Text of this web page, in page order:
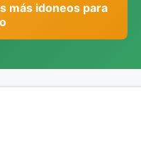
más idoneos para